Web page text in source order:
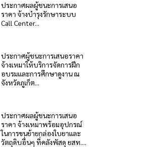
ประกาศผลผู้ชนะการเสนอ
ราคา จ้างบำรุงรักษาระบบ
Call Center...
ประกาศผู้ชนะการเสนอราคา
จ้างเหมาให้บริการจัดการฝึก
อบรมและการศึกษาดูงาน ณ
จังหวัดภูเก็ต...
ประกาศผลผู้ชนะการเสนอ
ราคา จ้างเหมาพร้อมอุปกรณ์
ในการขนย้ายกล่องใบยาและ
วัตถุดิบอื่นๆ ที่คลังพัสดุ ยสท....